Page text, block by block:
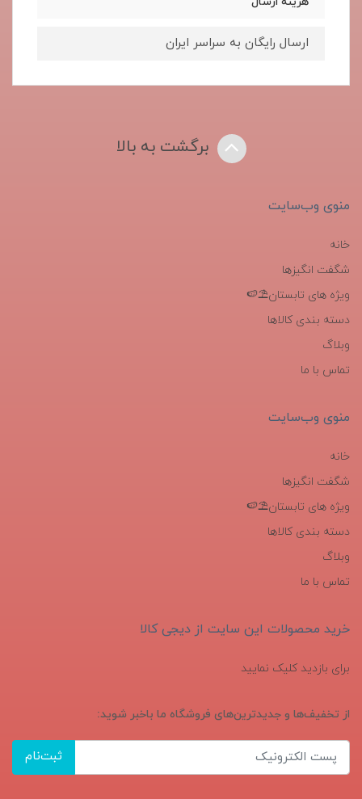
ارسال رایگان به سراسر ایران
برگشت به بالا
منوی وب‌سایت
خانه
شگفت انگیزها
ویژه های تابستان⛱️🍉
دسته بندی کالاها
وبلاگ
تماس با ما
منوی وب‌سایت
خانه
شگفت انگیزها
ویژه های تابستان⛱️🍉
دسته بندی کالاها
وبلاگ
تماس با ما
خرید محصولات این سایت از دیجی کالا
برای بازدید کلیک نمایید
از تخفیف‌ها و جدیدترین‌های فروشگاه ما باخبر شوید:
ثبت‌نام